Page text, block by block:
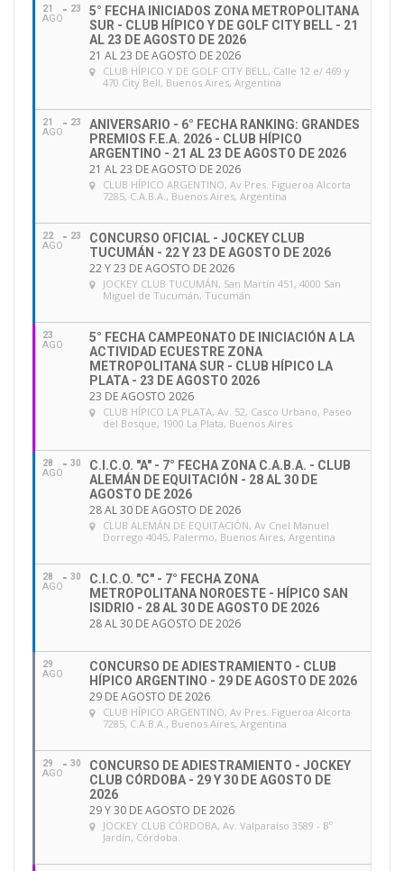
21
AGO
23
5° FECHA INICIADOS ZONA METROPOLITANA
SUR - CLUB HÍPICO Y DE GOLF CITY BELL - 21
AL 23 DE AGOSTO DE 2026
21 AL 23 DE AGOSTO DE 2026
CLUB HÍPICO Y DE GOLF CITY BELL, Calle 12 e/ 469 y
470 City Bell, Buenos Aires, Argentina
21
AGO
23
ANIVERSARIO - 6° FECHA RANKING: GRANDES
PREMIOS F.E.A. 2026 - CLUB HÍPICO
ARGENTINO - 21 AL 23 DE AGOSTO DE 2026
21 AL 23 DE AGOSTO DE 2026
CLUB HÍPICO ARGENTINO, Av Pres. Figueroa Alcorta
7285, C.A.B.A., Buenos Aires, Argentina
22
AGO
23
CONCURSO OFICIAL - JOCKEY CLUB
TUCUMÁN - 22 Y 23 DE AGOSTO DE 2026
22 Y 23 DE AGOSTO DE 2026
JOCKEY CLUB TUCUMÁN, San Martín 451, 4000 San
Miguel de Tucumán, Tucumán
23
AGO
5° FECHA CAMPEONATO DE INICIACIÓN A LA
ACTIVIDAD ECUESTRE ZONA
METROPOLITANA SUR - CLUB HÍPICO LA
PLATA - 23 DE AGOSTO 2026
23 DE AGOSTO 2026
CLUB HÍPICO LA PLATA, Av. 52, Casco Urbano, Paseo
del Bosque, 1900 La Plata, Buenos Aires
28
AGO
30
C.I.C.O. "A" - 7° FECHA ZONA C.A.B.A. - CLUB
ALEMÁN DE EQUITACIÓN - 28 AL 30 DE
AGOSTO DE 2026
28 AL 30 DE AGOSTO DE 2026
CLUB ALEMÁN DE EQUITACIÓN, Av Cnel Manuel
Dorrego 4045, Palermo, Buenos Aires, Argentina
28
AGO
30
C.I.C.O. "C" - 7° FECHA ZONA
METROPOLITANA NOROESTE - HÍPICO SAN
ISIDRIO - 28 AL 30 DE AGOSTO DE 2026
28 AL 30 DE AGOSTO DE 2026
29
AGO
CONCURSO DE ADIESTRAMIENTO - CLUB
HÍPICO ARGENTINO - 29 DE AGOSTO DE 2026
29 DE AGOSTO DE 2026
CLUB HÍPICO ARGENTINO, Av Pres. Figueroa Alcorta
7285, C.A.B.A., Buenos Aires, Argentina
29
AGO
30
CONCURSO DE ADIESTRAMIENTO - JOCKEY
CLUB CÓRDOBA - 29 Y 30 DE AGOSTO DE
2026
29 Y 30 DE AGOSTO DE 2026
JOCKEY CLUB CÓRDOBA, Av. Valparaíso 3589 - Bº
Jardín, Córdoba.